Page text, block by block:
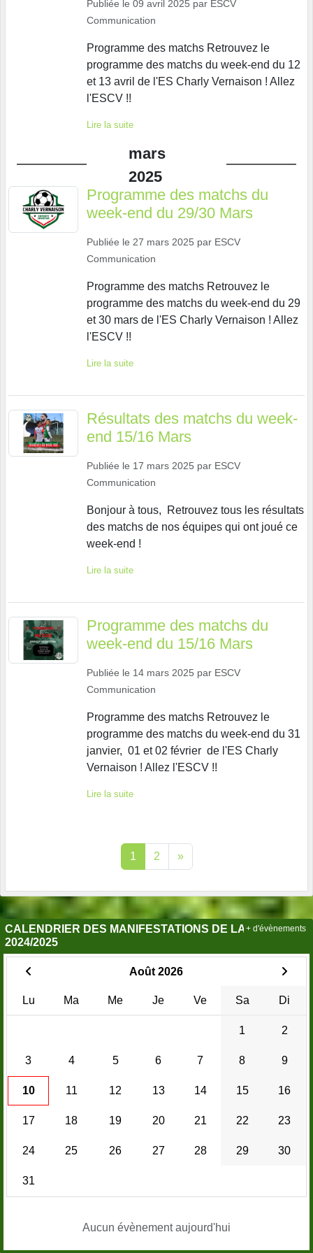
Publiée le 09 avril 2025 par ESCV
Communication
Programme des matchs Retrouvez le
programme des matchs du week-end du 12
et 13 avril de l'ES Charly Vernaison ! Allez
l'ESCV !!
Lire la suite
mars
2025
Programme des matchs du
week-end du 29/30 Mars
Publiée le 27 mars 2025 par ESCV
Communication
Programme des matchs Retrouvez le
programme des matchs du week-end du 29
et 30 mars de l'ES Charly Vernaison ! Allez
l'ESCV !!
Lire la suite
Résultats des matchs du week-
end 15/16 Mars
Publiée le 17 mars 2025 par ESCV
Communication
Bonjour à tous, Retrouvez tous les résultats
des matchs de nos équipes qui ont joué ce
week-end !
Lire la suite
Programme des matchs du
week-end du 15/16 Mars
Publiée le 14 mars 2025 par ESCV
Communication
Programme des matchs Retrouvez le
programme des matchs du week-end du 31
janvier, 01 et 02 février de l'ES Charly
Vernaison ! Allez l'ESCV !!
Lire la suite
1 2 »
CALENDRIER DES MANIFESTATIONS DE LA SAISON
2024/2025
Août 2026
Lu Ma Me Je Ve Sa Di
1 2
3 4 5 6 7 8 9
10 11 12 13 14 15 16
17 18 19 20 21 22 23
24 25 26 27 28 29 30
31
Aucun évènement aujourd'hui
+ d'évènements